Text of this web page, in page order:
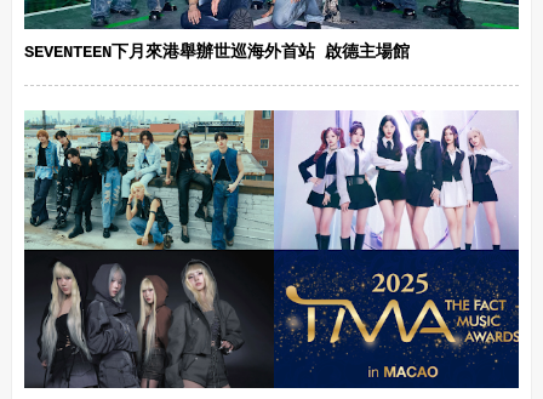
SEVENTEEN下月來港舉辦世巡海外首站 啟德主場館